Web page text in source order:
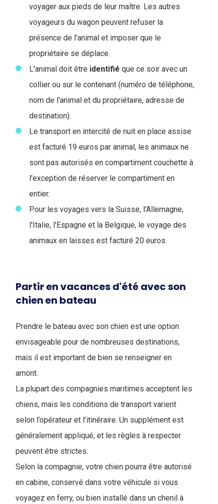
voyager aux pieds de leur maître. Les autres
voyageurs du wagon peuvent refuser la
présence de l'animal et imposer que le
propriétaire se déplace.
L'animal doit être identifié que ce soir avec un
collier ou sur le contenant (numéro de téléphone,
nom de l'animal et du propriétaire, adresse de
destination).
Le transport en intercité de nuit en place assise
est facturé 19 euros par animal, les animaux ne
sont pas autorisés en compartiment couchette à
l'exception de réserver le compartiment en
entier.
Pour les voyages vers la Suisse, l'Allemagne,
l'Italie, l'Espagne et la Belgique, le voyage des
animaux en laisses est facturé 20 euros.
Partir en vacances d'été avec son
chien en bateau
Prendre le bateau avec son chien est une option
envisageable pour de nombreuses destinations,
mais il est important de bien se renseigner en
amont.
La plupart des compagnies maritimes acceptent les
chiens, mais les conditions de transport varient
selon l’opérateur et l’itinéraire. Un supplément est
généralement appliqué, et les règles à respecter
peuvent être strictes.
Selon la compagnie, votre chien pourra être autorisé
en cabine, conservé dans votre véhicule si vous
voyagez en ferry, ou bien installé dans un chenil à